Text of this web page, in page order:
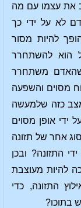
את עצמו עם מה
לא על ידי כך
להיות מסור
הוא להשתחרר
משתחרר
מסוים והשפעה
כזה שלמעשה
ידי אופן מסוים
אחר של תזונה
התזונה? ובכן
להיות מעוצבת
התזונה, כדי
בתוכו?